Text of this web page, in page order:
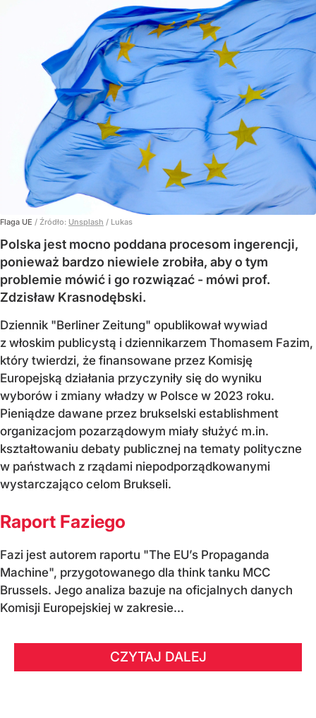
Flaga UE / Źródło: Unsplash / Lukas
Polska jest mocno poddana procesom ingerencji,
ponieważ bardzo niewiele zrobiła, aby o tym
problemie mówić i go rozwiązać - mówi prof.
Zdzisław Krasnodębski.
Dziennik "Berliner Zeitung" opublikował wywiad
z włoskim publicystą i dziennikarzem Thomasem Fazim,
który twierdzi, że finansowane przez Komisję
Europejską działania przyczyniły się do wyniku
wyborów i zmiany władzy w Polsce w 2023 roku.
Pieniądze dawane przez brukselski establishment
organizacjom pozarządowym miały służyć m.in.
kształtowaniu debaty publicznej na tematy polityczne
w państwach z rządami niepodporządkowanymi
wystarczająco celom Brukseli.
Raport Faziego
Fazi jest autorem raportu "The EU’s Propaganda
Machine", przygotowanego dla think tanku MCC
Brussels. Jego analiza bazuje na oficjalnych danych
Komisji Europejskiej w zakresie...
CZYTAJ DALEJ